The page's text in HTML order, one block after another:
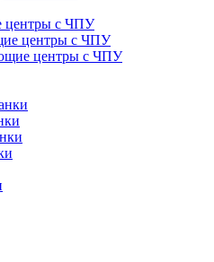
центры с ЧПУ
центры с ЧПУ
центры с ЧПУ